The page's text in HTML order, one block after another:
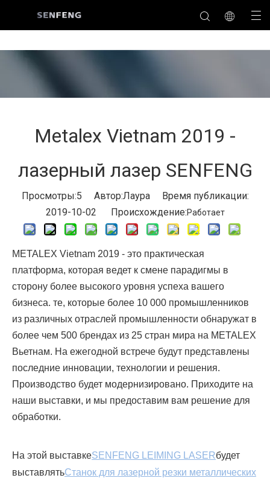
Metalex Vietnam 2019 -
лазерный лазер SENFENG
Просмотры:5 Автор:Лаура Время публикации:
2019-10-02 Происхождение:Работает
METALEX Vietnam 2019 - это практическая
платформа, которая ведет к смене парадигмы в
сторону более высокого уровня успеха вашего
бизнеса. те, которые более 10 000 промышленников
из различных отраслей промышленности обнаружат в
более чем 500 брендах из 25 стран мира на METALEX
Вьетнам. На ежегодной встрече будут представлены
последние инновации, технологии и решения.
Производство будет модернизировано. Приходите на
наши выставки, и мы предоставим вам решение для
обработки.
На этой выставкеSENFENG LEIMING LASERбудет
выставлятьСтанок для лазерной резки металлических